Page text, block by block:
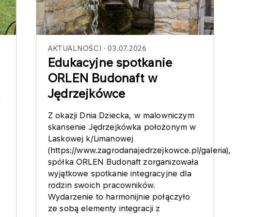
AKTUALNOŚCI 03.07.2026
Edukacyjne spotkanie
ORLEN Budonaft w
Jędrzejkówce
Z okazji Dnia Dziecka, w malowniczym
skansenie Jędrzejkówka położonym w
Laskowej k/Limanowej
(https://www.zagrodanajedrzejkowce.pl/galeria),
spółka ORLEN Budonaft zorganizowała
wyjątkowe spotkanie integracyjne dla
rodzin swoich pracowników.
Wydarzenie to harmonijnie połączyło
ze sobą elementy integracji z